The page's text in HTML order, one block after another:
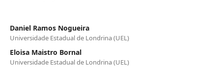
Daniel Ramos Nogueira
Universidade Estadual de Londrina (UEL)
Eloisa Maistro Bornal
Universidade Estadual de Londrina (UEL)